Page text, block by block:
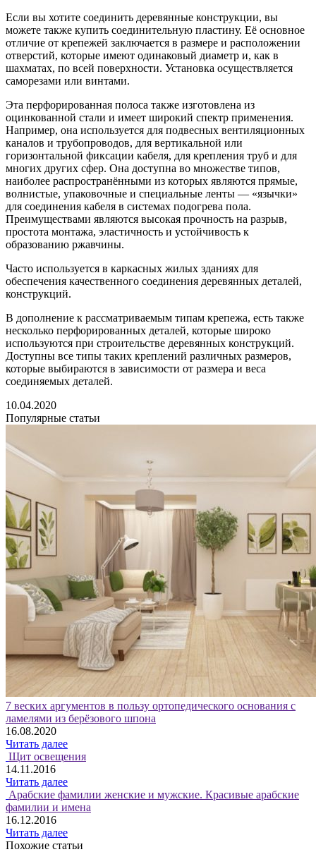
Если вы хотите соединить деревянные конструкции, вы
можете также купить соединительную пластину. Её основное
отличие от крепежей заключается в размере и расположении
отверстий, которые имеют одинаковый диаметр и, как в
шахматах, по всей поверхности. Установка осуществляется
саморезами или винтами.
Эта перфорированная полоса также изготовлена из
оцинкованной стали и имеет широкий спектр применения.
Например, она используется для подвесных вентиляционных
каналов и трубопроводов, для вертикальной или
горизонтальной фиксации кабеля, для крепления труб и для
многих других сфер. Она доступна во множестве типов,
наиболее распространёнными из которых являются прямые,
волнистые, упаковочные и специальные ленты — «язычки»
для соединения кабеля в системах подогрева пола.
Преимуществами являются высокая прочность на разрыв,
простота монтажа, эластичность и устойчивость к
образованию ржавчины.
Часто используется в каркасных жилых зданиях для
обеспечения качественного соединения деревянных деталей,
конструкций.
В дополнение к рассматриваемым типам крепежа, есть также
несколько перфорированных деталей, которые широко
используются при строительстве деревянных конструкций.
Доступны все типы таких креплений различных размеров,
которые выбираются в зависимости от размера и веса
соединяемых деталей.
10.04.2020
Популярные статьи
7 веских аргументов в пользу ортопедического основания с
ламелями из берёзового шпона
16.08.2020
Читать далее
Щит освещения
14.11.2016
Читать далее
Арабские фамилии женские и мужские. Красивые арабские
фамилии и имена
16.12.2016
Читать далее
Похожие статьи